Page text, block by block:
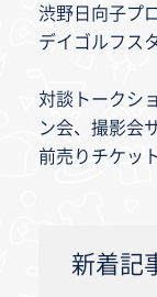
渋野日向子プ
デイゴルフス
対談トークシ
ン会、撮影会
前売りチケッ
新着記